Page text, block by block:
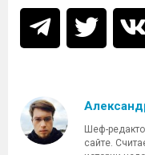
Шеф-
сайте.